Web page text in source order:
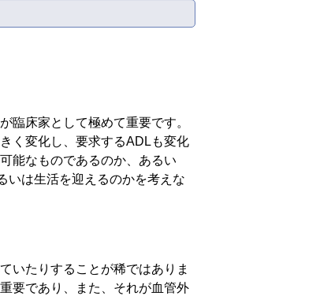
臨床家として極めて重要です。
く変化し、要求するADLも変化
能なものであるのか、あるい
いは生活を迎えるのかを考えな
いたりすることが稀ではありま
要であり、また、それが血管外